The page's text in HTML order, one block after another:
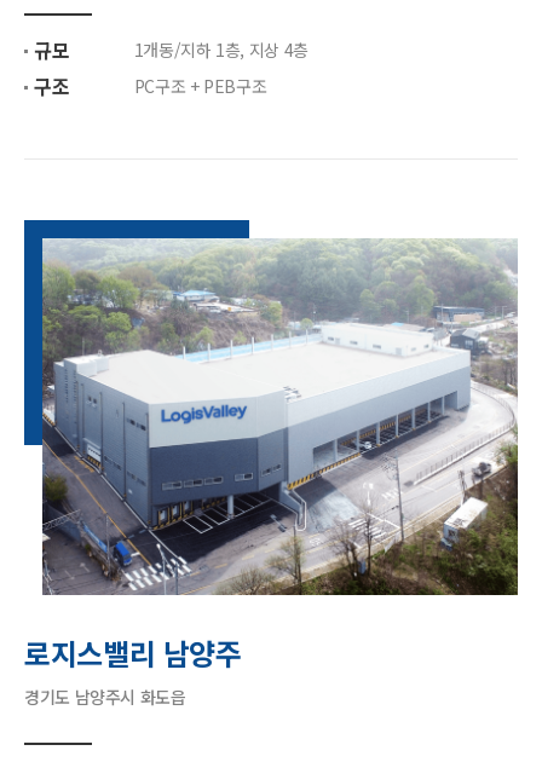
규모 1개동/지하 1층, 지상 4층
구조 PC구조 + PEB구조
로지스밸리 남양주
경기도 남양주시 화도읍